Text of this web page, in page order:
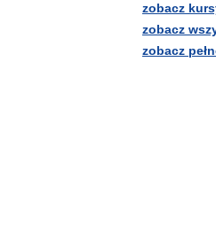
zobacz
zobacz
zobacz